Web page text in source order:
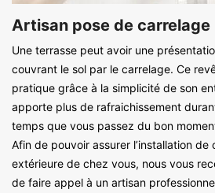
Artisan pose de carrelage
Une terrasse peut avoir une
couvrant le sol par le carrelage. Ce
pratique grâce à la simplicité de son
apporte plus de rafraichissement
temps que vous passez du bon
Afin de pouvoir assurer l’installation
extérieure de chez vous, nous vous
de faire appel à un artisan